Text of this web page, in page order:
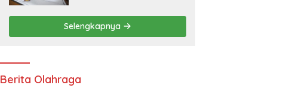
Selengkapnya
Berita Olahraga